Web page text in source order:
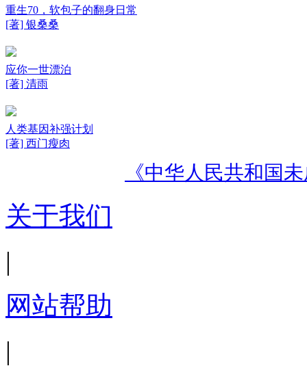
重生70，软包子的翻身日常
[著] 银桑桑
应你一世漂泊
[著] 清雨
人类基因补强计划
[著] 西门瘦肉
《中华人民共和国
关于我们
|
网站帮助
|